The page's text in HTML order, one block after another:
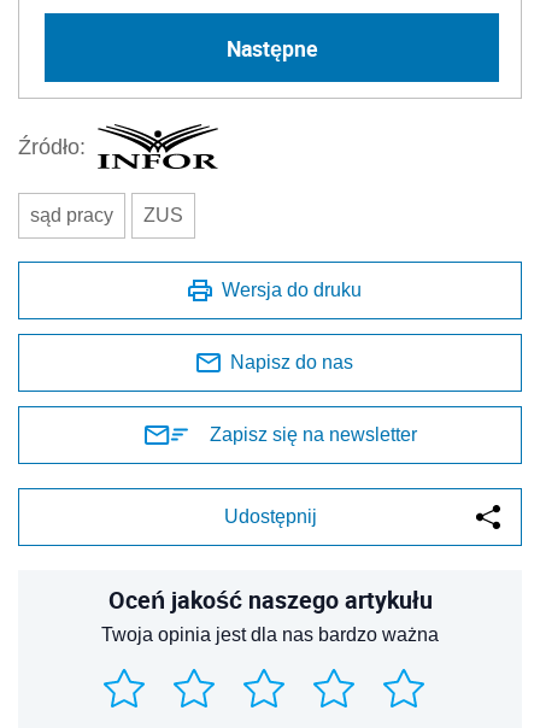
Następne
Źródło:
sąd pracy ZUS
Wersja do druku
Napisz do nas
Zapisz się na newsletter
Udostępnij
Oceń jakość naszego artykułu
Twoja opinia jest dla nas bardzo ważna